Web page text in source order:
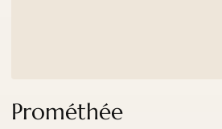
Prométhée